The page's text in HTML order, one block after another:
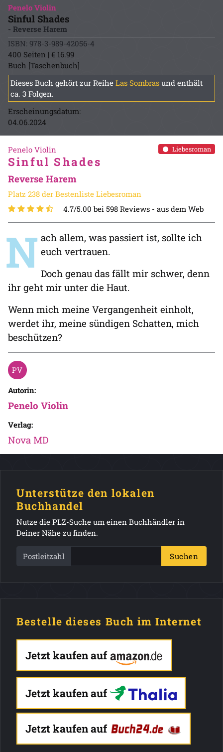
Penelo Violin
Sinful Shades
- Reverse Harem
ISBN: 978-3-989-42056-4
400 Seiten | € 16.99
Buch [Taschenbuch]
Dieses Buch gehört zur Reihe Las Sombras und enthält
ca. 3 Folgen.
Erscheinungsdatum:
04.06.2024
Liebesroman
Penelo Violin
Sinful Shades
Reverse Harem
Platz 238 der Bestenliste Liebesroman
4.7/5.00 bei 598 Reviews - aus dem Web
N ach allem, was passiert ist, sollte ich
euch vertrauen.
Doch genau das fällt mir schwer, denn
ihr geht mir unter die Haut.
Wenn mich meine Vergangenheit einholt,
werdet ihr, meine sündigen Schatten, mich
beschützen?
Autorin:
Penelo Violin
Verlag:
Nova MD
Unterstütze den lokalen
Buchhandel
Nutze die PLZ-Suche um einen Buchhändler in
Deiner Nähe zu finden.
Postleitzahl Suchen
Bestelle dieses Buch im Internet
Jetzt kaufen auf
Jetzt kaufen auf
Jetzt kaufen auf